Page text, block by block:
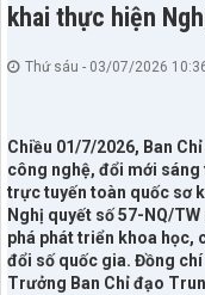
khai thực hiện
Thứ sáu - 03/07/2026
Chiều 01/7/2026, Ban
công nghệ, đổi mới sáng
trực tuyến toàn quốc sơ
Nghị quyết số 57-NQ/
phá phát triển khoa học,
đổi số quốc gia. Đồng
Trưởng Ban Chỉ đạo